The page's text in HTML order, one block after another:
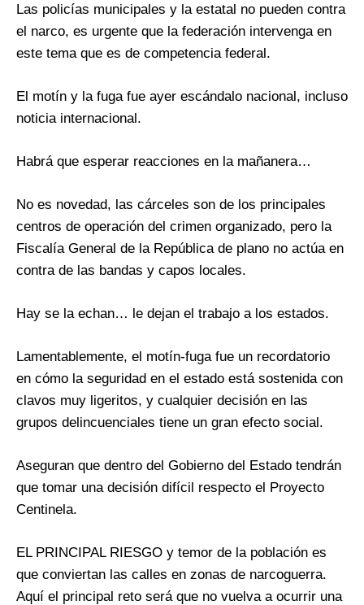
Las policías municipales y la estatal no pueden contra
el narco, es urgente que la federación intervenga en
este tema que es de competencia federal.
El motín y la fuga fue ayer escándalo nacional, incluso
noticia internacional.
Habrá que esperar reacciones en la mañanera…
No es novedad, las cárceles son de los principales
centros de operación del crimen organizado, pero la
Fiscalía General de la República de plano no actúa en
contra de las bandas y capos locales.
Hay se la echan… le dejan el trabajo a los estados.
Lamentablemente, el motín-fuga fue un recordatorio
en cómo la seguridad en el estado está sostenida con
clavos muy ligeritos, y cualquier decisión en las
grupos delincuenciales tiene un gran efecto social.
Aseguran que dentro del Gobierno del Estado tendrán
que tomar una decisión difícil respecto el Proyecto
Centinela.
EL PRINCIPAL RIESGO y temor de la población es
que conviertan las calles en zonas de narcoguerra.
Aquí el principal reto será que no vuelva a ocurrir una